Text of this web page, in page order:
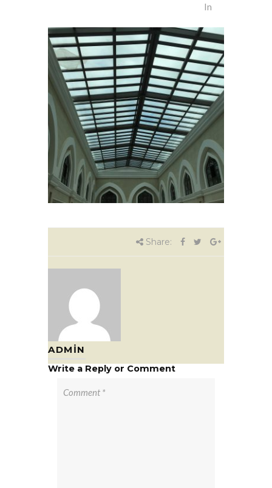
In
Share:
ADMIN
Write a Reply or Comment